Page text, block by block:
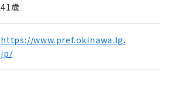
41歳
https://www.pref.okinawa.lg.
jp/